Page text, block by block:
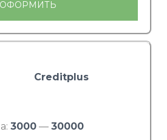
ОФОРМИТЬ
Creditplus
3000— 30000